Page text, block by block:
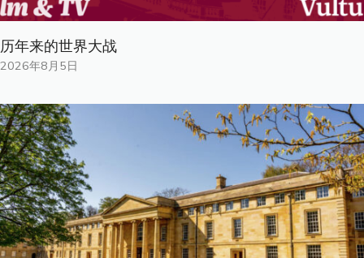
历年来的世界大战
2026年8月5日